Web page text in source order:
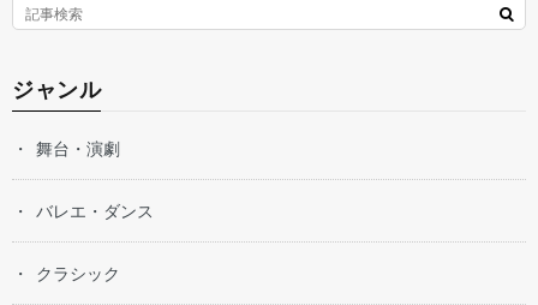
ジャンル
舞台・演劇
バレエ・ダンス
クラシック